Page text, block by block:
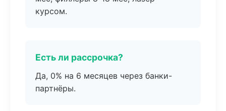
курсом.
Есть ли рассрочка?
Да, 0% на 6 месяцев через банки-
партнёры.